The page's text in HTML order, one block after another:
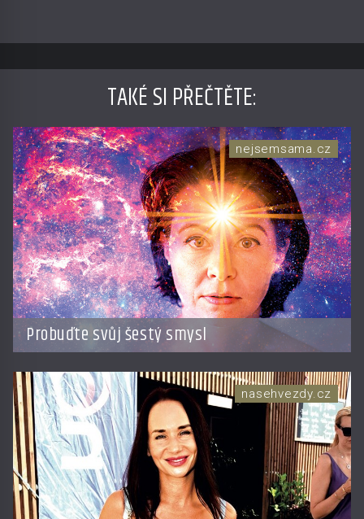
TAKÉ SI PŘEČTĚTE:
Probuďte svůj šestý smysl
nejsemsama.cz
nasehvezdy.cz